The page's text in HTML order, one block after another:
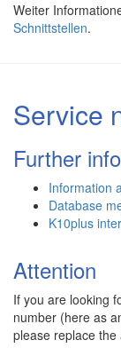
Weiter
Schnittstellen.
Service
Further
Information
Database
K10plus
Attention
If you are looking
number (here as
please replace the